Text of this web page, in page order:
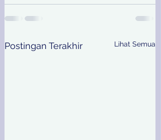
Postingan Terakhir Lihat Semua